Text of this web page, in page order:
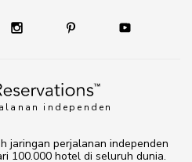
independen
jaringan perjalanan independen
100.000 hotel di seluruh dunia.